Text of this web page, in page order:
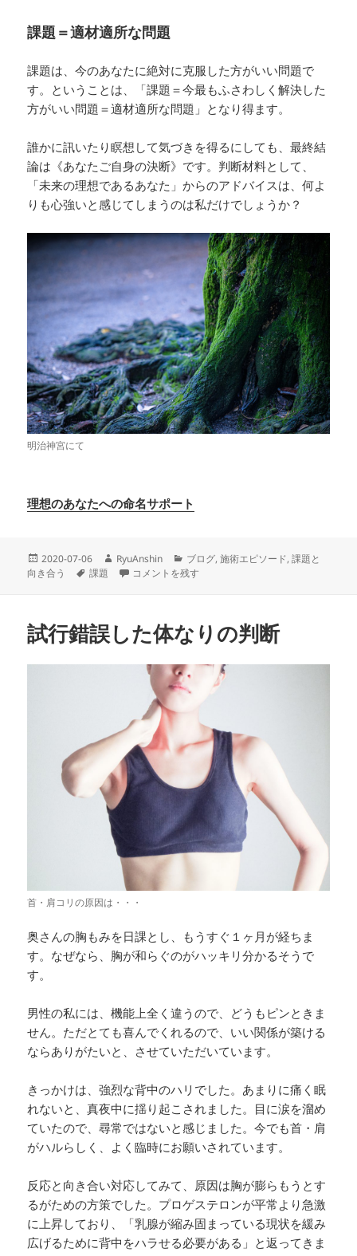
課題＝適材適所な問題
課題は、今のあなたに絶対に克服した方がいい問題で
す。ということは、「課題＝今最もふさわしく解決した
方がいい問題＝適材適所な問題」となり得ます。
誰かに訊いたり瞑想して気づきを得るにしても、最終結
論は《あなたご自身の決断》です。判断材料として、
「未来の理想であるあなた」からのアドバイスは、何よ
りも心強いと感じてしまうのは私だけでしょうか？
明治神宮にて
理想のあなたへの命名サポート
投
稿
2020-07-06
作
成
RyuAnshin
カ
テ
ブログ,施術エピソード,課題と
向き合う
タ
課題 課題＝適材適所な問題 に
コメントを残す
試行錯誤した体なりの判断
首・肩コリの原因は・・・
奥さんの胸もみを日課とし、もうすぐ１ヶ月が経ちま
す。なぜなら、胸が和らぐのがハッキリ分かるそうで
す。
男性の私には、機能上全く違うので、どうもピンときま
せん。ただとても喜んでくれるので、いい関係が築ける
ならありがたいと、させていただいています。
きっかけは、強烈な背中のハリでした。あまりに痛く眠
れないと、真夜中に揺り起こされました。目に涙を溜め
ていたので、尋常ではないと感じました。今でも首・肩
がハルらしく、よく臨時にお願いされています。
反応と向き合い対応してみて、原因は胸が膨らもうとす
るがための方策でした。プロゲステロンが平常より急激
に上昇しており、「乳腺が縮み固まっている現状を緩み
広げるために背中をハラせる必要がある」と返ってきま